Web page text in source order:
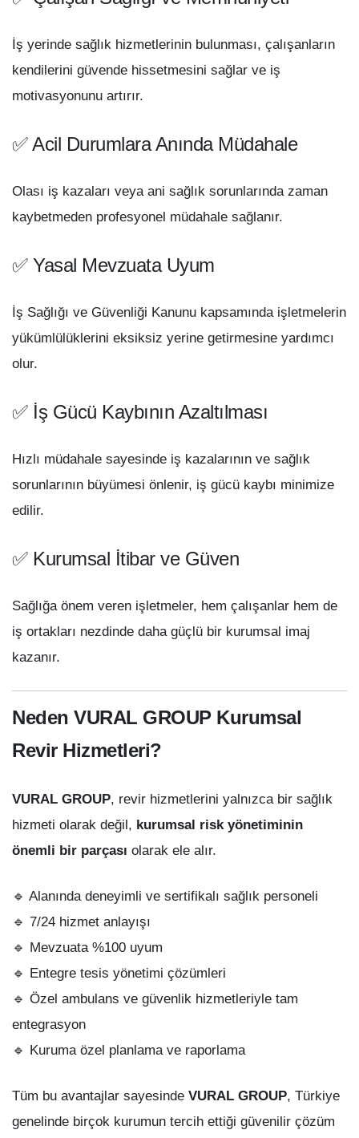
İş yerinde sağlık hizmetlerinin bulunması, çalışanların
kendilerini güvende hissetmesini sağlar ve iş
motivasyonunu artırır.
✅ Acil Durumlara Anında Müdahale
Olası iş kazaları veya ani sağlık sorunlarında zaman
kaybetmeden profesyonel müdahale sağlanır.
✅ Yasal Mevzuata Uyum
İş Sağlığı ve Güvenliği Kanunu kapsamında işletmelerin
yükümlülüklerini eksiksiz yerine getirmesine yardımcı
olur.
✅ İş Gücü Kaybının Azaltılması
Hızlı müdahale sayesinde iş kazalarının ve sağlık
sorunlarının büyümesi önlenir, iş gücü kaybı minimize
edilir.
✅ Kurumsal İtibar ve Güven
Sağlığa önem veren işletmeler, hem çalışanlar hem de
iş ortakları nezdinde daha güçlü bir kurumsal imaj
kazanır.
Neden VURAL GROUP Kurumsal
Revir Hizmetleri?
VURAL GROUP, revir hizmetlerini yalnızca bir sağlık
hizmeti olarak değil, kurumsal risk yönetiminin
önemli bir parçası olarak ele alır.
🔹 Alanında deneyimli ve sertifikalı sağlık personeli
🔹 7/24 hizmet anlayışı
🔹 Mevzuata %100 uyum
🔹 Entegre tesis yönetimi çözümleri
🔹 Özel ambulans ve güvenlik hizmetleriyle tam
entegrasyon
🔹 Kuruma özel planlama ve raporlama
Tüm bu avantajlar sayesinde VURAL GROUP, Türkiye
genelinde birçok kurumun tercih ettiği güvenilir çözüm